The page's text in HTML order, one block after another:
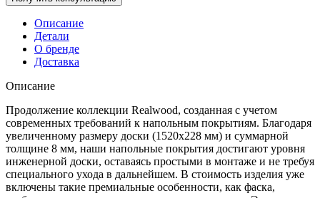
Описание
Детали
О бренде
Доставка
Описание
Продолжение коллекции Realwood, созданная с учетом
современных требований к напольным покрытиям. Благодаря
увеличенному размеру доски (1520х228 мм) и суммарной
толщине 8 мм, наши напольные покрытия достигают уровня
инженерной доски, оставаясь простыми в монтаже и не требуя
специального ухода в дальнейшем. В стоимость изделия уже
включены такие премиальные особенности, как фаска,